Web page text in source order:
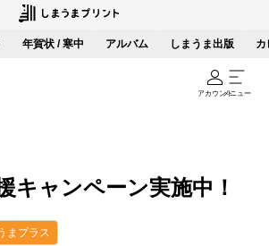
年賀状 / 寒中 アルバム しまうま出版 カ
アカウントメニュー
キャンペーン実施中！
まプラス